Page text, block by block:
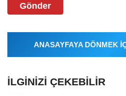
Gönder
ANASAYFAYA DÖNMEK
İLGINIZI ÇEKEBILIR